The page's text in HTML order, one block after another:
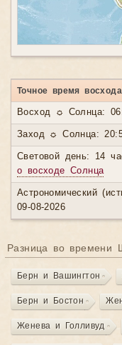
Точное время
Восход ☼ Солнца:
Заход ☼ Солнца:
Световой день: 14
о восходе Солнца
Астрономический
09-08-2026
Разница во
Берн и Вашингтон
Берн и Бостон
Женева и Голливуд